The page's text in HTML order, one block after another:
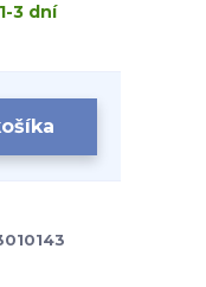
3 dní